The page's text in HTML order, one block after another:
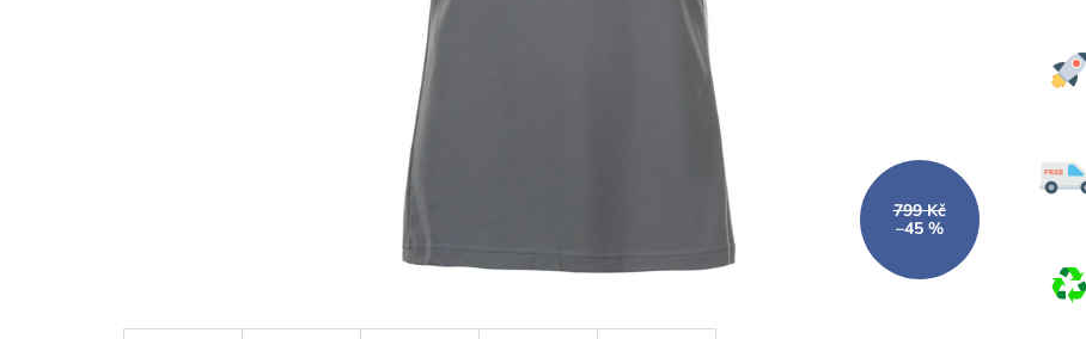
799 Kč
–45 %